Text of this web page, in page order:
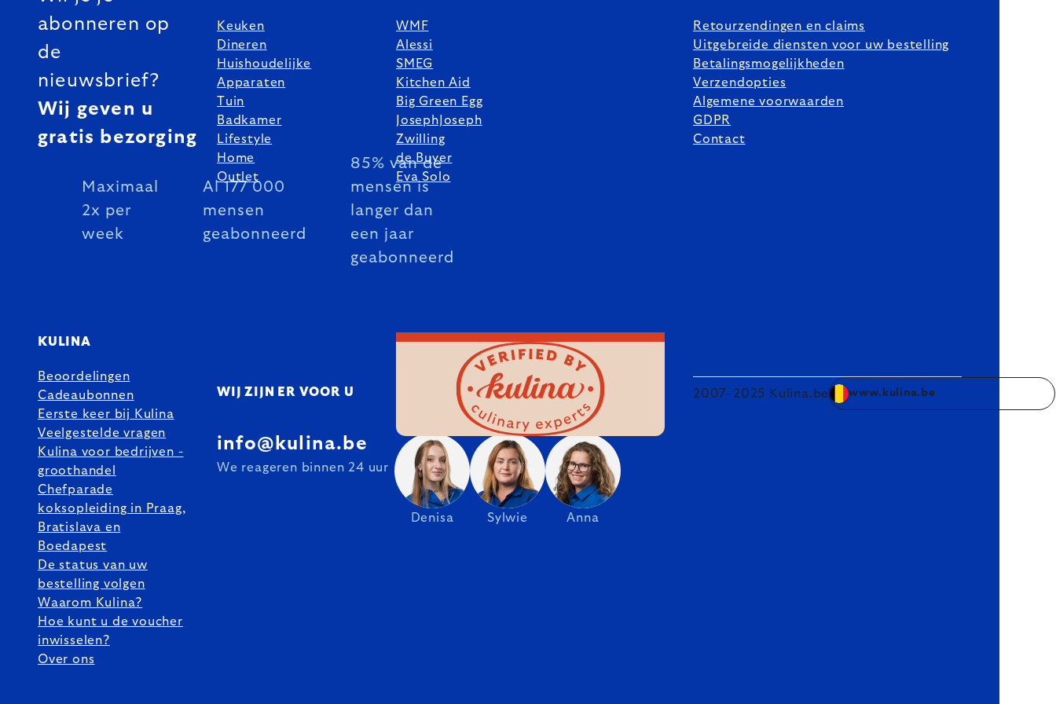
abonneren op
de
nieuwsbrief?
Wij geven u
gratis bezorging
Maximaal
2x per
week
Al 177 000
mensen
geabonneerd
85% van de
mensen is
langer dan
een jaar
geabonneerd
Keuken
Dineren
Huishoudelijke
Apparaten
Tuin
Badkamer
Lifestyle
Home
Outlet
WMF
Alessi
SMEG
Kitchen Aid
Big Green Egg
JosephJoseph
Zwilling
de Buyer
Eva Solo
Retourzendingen en claims
Uitgebreide diensten voor uw bestelling
Betalingsmogelijkheden
Verzendopties
Algemene voorwaarden
GDPR
Contact
KULINA
Beoordelingen
Cadeaubonnen
Eerste keer bij Kulina
Veelgestelde vragen
Kulina voor bedrijven -
groothandel
Chefparade
koksopleiding in Praag,
Bratislava en
Boedapest
De status van uw
bestelling volgen
Waarom Kulina?
Hoe kunt u de voucher
inwisselen?
Over ons
WIJ ZIJN ER VOOR U
Denisa Sylwie Anna
info@kulina.be
We reageren binnen 24 uur
2007–2025 Kulina.be www.kulina.be